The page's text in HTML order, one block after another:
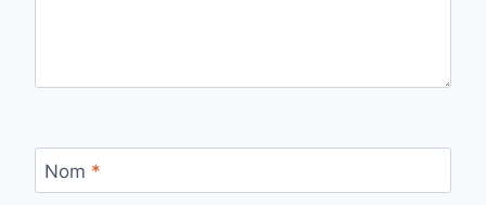
Nom *